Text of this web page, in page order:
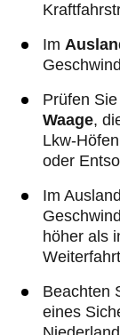
Im
Prüfen
Waage,
Lkw-
oder
Im
höher als
Beachten
eines